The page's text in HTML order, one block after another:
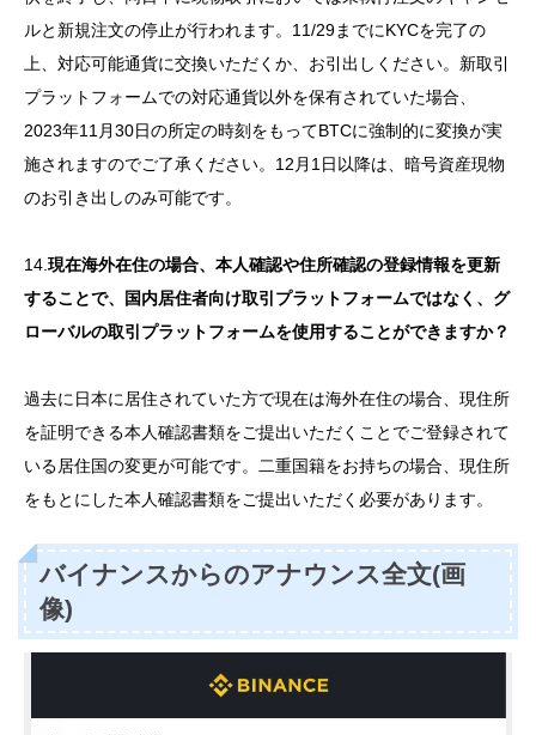
ルと新規注文の停止が行われます。11/29までにKYCを完了の
上、対応可能通貨に交換いただくか、お引出しください。新取引
プラットフォームでの対応通貨以外を保有されていた場合、
2023年11月30日の所定の時刻をもってBTCに強制的に変換が実
施されますのでご了承ください。12月1日以降は、暗号資産現物
のお引き出しのみ可能です。
14. 現在海外在住の場合、本人確認や住所確認の登録情報を更新
することで、国内居住者向け取引プラットフォームではなく、グ
ローバルの取引プラットフォームを使用することができますか？
過去に日本に居住されていた方で現在は海外在住の場合、現住所
を証明できる本人確認書類をご提出いただくことでご登録されて
いる居住国の変更が可能です。二重国籍をお持ちの場合、現住所
をもとにした本人確認書類をご提出いただく必要があります。
バイナンスからのアナウンス全文(画
像)